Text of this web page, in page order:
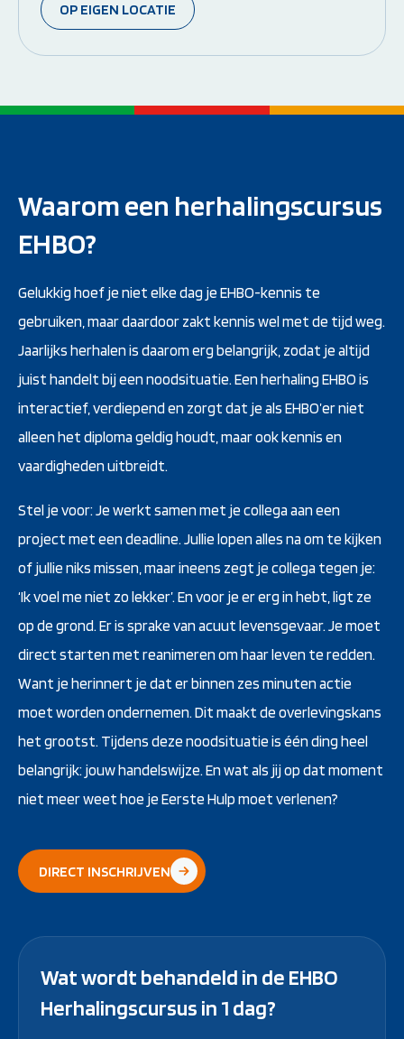
OP EIGEN LOCATIE
Waarom een herhalingscursus
EHBO?
Gelukkig hoef je niet elke dag je EHBO-kennis te
gebruiken, maar daardoor zakt kennis wel met de tijd weg.
Jaarlijks herhalen is daarom erg belangrijk, zodat je altijd
juist handelt bij een noodsituatie. Een herhaling EHBO is
interactief, verdiepend en zorgt dat je als EHBO’er niet
alleen het diploma geldig houdt, maar ook kennis en
vaardigheden uitbreidt.
Stel je voor: Je werkt samen met je collega aan een
project met een deadline. Jullie lopen alles na om te kijken
of jullie niks missen, maar ineens zegt je collega tegen je:
‘Ik voel me niet zo lekker’. En voor je er erg in hebt, ligt ze
op de grond. Er is sprake van acuut levensgevaar. Je moet
direct starten met reanimeren om haar leven te redden.
Want je herinnert je dat er binnen zes minuten actie
moet worden ondernemen. Dit maakt de overlevingskans
het grootst. Tijdens deze noodsituatie is één ding heel
belangrijk: jouw handelswijze. En wat als jij op dat moment
niet meer weet hoe je Eerste Hulp moet verlenen?
DIRECT INSCHRIJVEN
Wat wordt behandeld in de EHBO
Herhalingscursus in 1 dag?